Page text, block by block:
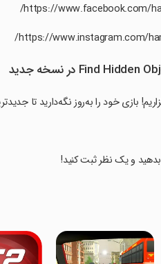
بازی خود را به‌روز نگه‌دارید تا
بدهید و یک نظر ثبت کنید!